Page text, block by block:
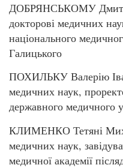
ДОБРЯНСЬКОМУ
докторові медичних
національного
Галицького
ПОХИЛЬКУ Валерію
медичних наук,
державного медичного
КЛИМЕНКО Тетяні
медичних наук,
медичної академії